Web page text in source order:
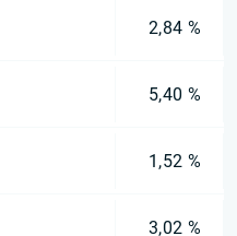
2,84 %
5,40 %
1,52 %
3,02 %